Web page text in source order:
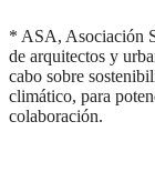
* ASA, Asociación
de arquitectos y
cabo sobre
climático, para
colaboración.